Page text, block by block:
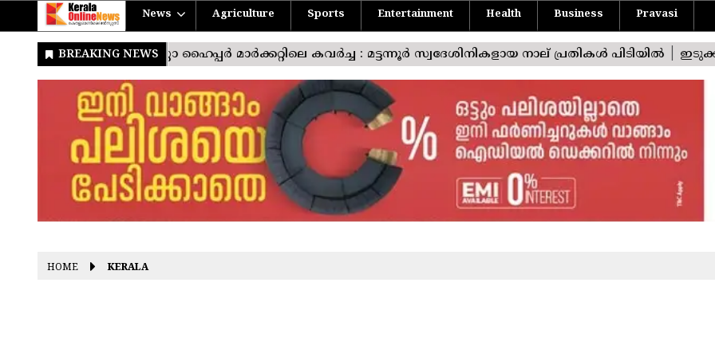
News Agriculture Sports Entertainment Health Business Pravasi
HOME KERALA